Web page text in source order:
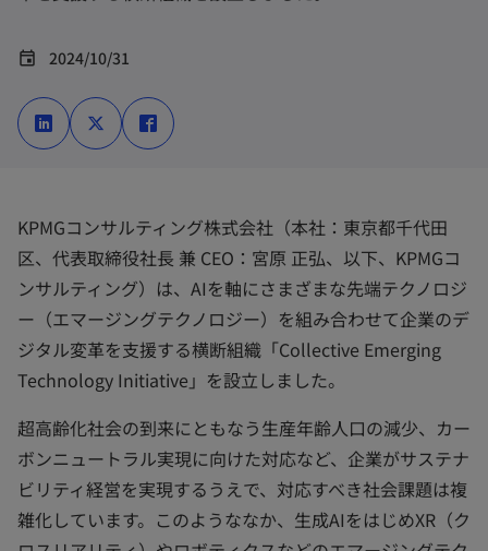
event 2024/10/31
新
し
い
タ
新
し
い
タ
し
い
KPMGコンサルティング株式会社（本社：東京都千代田
区、代表取締役社長 兼 CEO：宮原 正弘、以下、KPMGコ
ンサルティング）は、AIを軸にさまざまな先端テクノロジ
ー（エマージングテクノロジー）を組み合わせて企業のデ
ジタル変革を支援する横断組織「Collective Emerging
Technology Initiative」を設立しました。
超高齢化社会の到来にともなう生産年齢人口の減少、カー
ボンニュートラル実現に向けた対応など、企業がサステナ
ビリティ経営を実現するうえで、対応すべき社会課題は複
雑化しています。このようななか、生成AIをはじめXR（ク